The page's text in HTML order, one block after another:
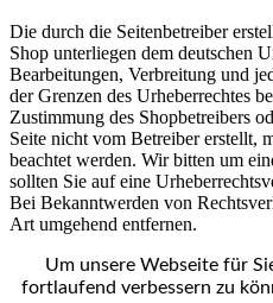
Die durch die Seitenbetreiber
Shop unterliegen dem deutschen
Bearbeitungen, Verbreitung und
der Grenzen des Urheberrechtes
Zustimmung des Shopbetreibers
Seite nicht vom Betreiber erstellt,
beachtet werden. Wir bitten um
sollten Sie auf eine
Bei Bekanntwerden von
Art umgehend entfernen.
Um unsere Webseite für
fortlaufend verbessern zu